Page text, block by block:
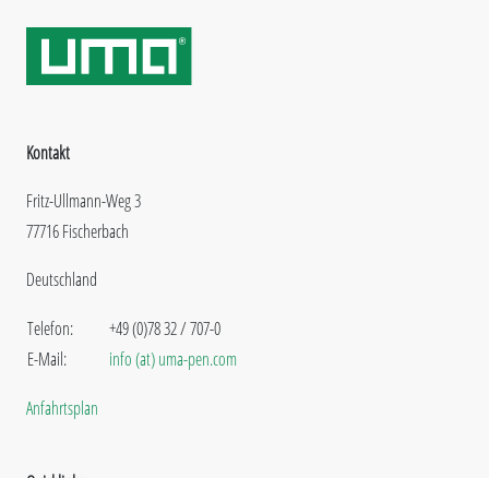
Kontakt
Fritz-Ullmann-Weg 3
77716 Fischerbach
Deutschland
Telefon:
E-Mail:
+49 (0)78 32 / 707-0
info (at) uma-pen.com
Anfahrtsplan